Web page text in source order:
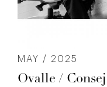
MAY / 2025
Ovalle /